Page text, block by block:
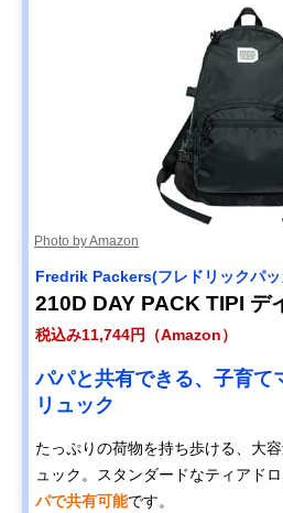
Photo by Amazon
Fredrik Packers(フレドリックパッ
210D DAY PACK TIPI デ
税込み11,744円（Amazon）
パパと共有できる、子育て
リュック
たっぷりの荷物を持ち歩ける、大
ュック。スタンダードなティアドロ
パで共有可能です。